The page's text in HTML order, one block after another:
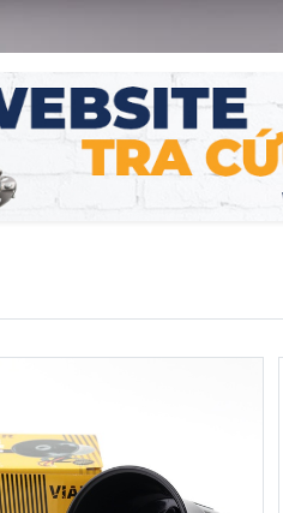
MIỀN BẮC
3.558.9090